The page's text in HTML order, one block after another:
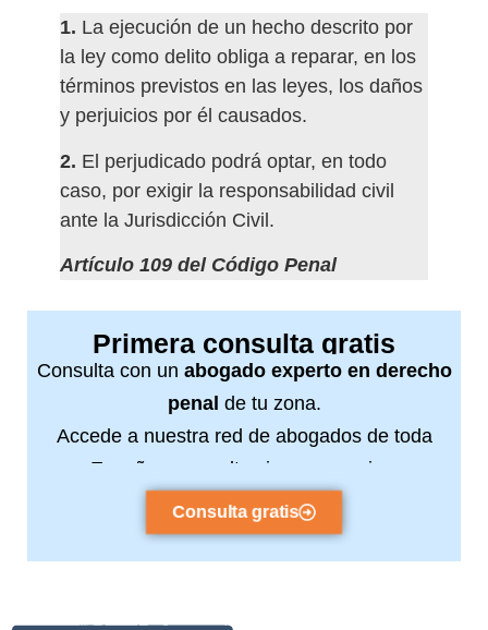
1. La ejecución de un hecho descrito por
la ley como delito obliga a reparar, en los
términos previstos en las leyes, los daños
y perjuicios por él causados.
2. El perjudicado podrá optar, en todo
caso, por exigir la responsabilidad civil
ante la Jurisdicción Civil.
Artículo 109 del Código Penal
Primera consulta gratis
Consulta con un abogado experto en derecho
penal de tu zona.
Accede a nuestra red de abogados de toda
España y consulta sin compromiso.
Consulta gratis